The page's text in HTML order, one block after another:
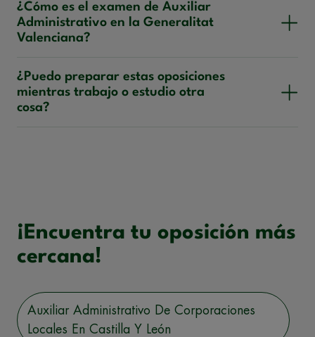
¿Cómo es el examen de Auxiliar
Administrativo en la Generalitat
Valenciana?
¿Puedo preparar estas oposiciones
mientras trabajo o estudio otra
cosa?
¡Encuentra tu oposición más
cercana!
Auxiliar Administrativo De Corporaciones
Locales En Castilla Y León